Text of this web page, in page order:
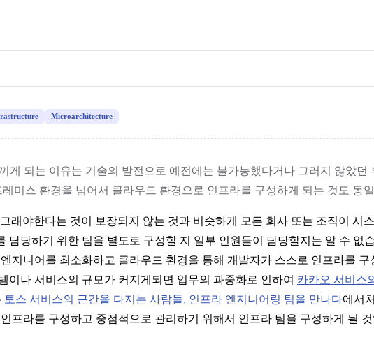
Microarchitecture
게 되는 이유는 기술의 발전으로 예전에는 불가능했다거나 그러지 않았던
미스 환경을 넘어서 클라우드 환경으로 인프라를 구성하게 되는 것도 동
래야한다는 것이 보장되지 않는 것과 비슷하게 모든 회사 또는 조직이 시
담당하기 위한 팀을 별도로 구성할 지 일부 인원들이 담당할지는 알 수 없
지니어를 최소화하고 클라우드 환경을 통해 개발자가 스스로 인프라를
이나 서비스의 규모가 커지게되면 업무의 과중화로 인하여 카카오 서비스
토스 서비스의 근간을 다지는 사람들, 인프라 엔지니어링 팀을 만나다에서
프라를 구성하고 중점적으로 관리하기 위해서 인프라 팀을 구성하게 될